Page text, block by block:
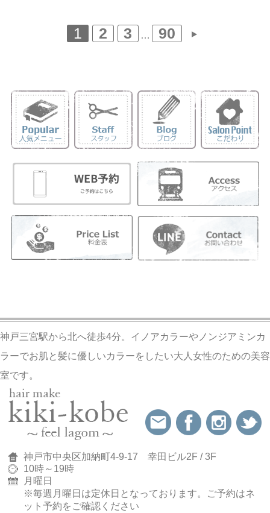
1 2 3 … 90
神戸三宮駅から北へ徒歩4分。イノアカラーやノンジアミンカ
ラーでお肌と髪に優しいカラーをしたい大人女性のための美容
室です。
神戸市中央区加納町4-9-17 幸田ビル2F / 3F
10時～19時
月曜日
※毎週月曜日は定休日となっております。
ご予約はネ
ット予約をご確認ください